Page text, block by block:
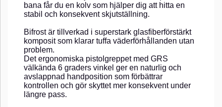
bana får du en kolv som hjälper dig att hitta en
stabil och konsekvent skjutställning.
Bifrost är tillverkad i superstark glasfiberförstärkt
komposit som klarar tuffa väderförhållanden utan
problem.
Det ergonomiska pistolgreppet med GRS
välkända 6 graders vinkel ger en naturlig och
avslappnad handposition som förbättrar
kontrollen och gör skyttet mer konsekvent under
längre pass.